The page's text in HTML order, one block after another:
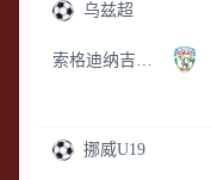
乌兹超
挪威U19